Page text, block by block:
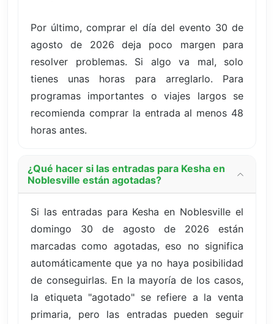
Por último, comprar el día del evento 30 de
agosto de 2026 deja poco margen para
resolver problemas. Si algo va mal, solo
tienes unas horas para arreglarlo. Para
programas importantes o viajes largos se
recomienda comprar la entrada al menos 48
horas antes.
¿Qué hacer si las entradas para Kesha en
Noblesville están agotadas?
Si las entradas para Kesha en Noblesville el
domingo 30 de agosto de 2026 están
marcadas como agotadas, eso no significa
automáticamente que ya no haya posibilidad
de conseguirlas. En la mayoría de los casos,
la etiqueta "agotado" se refiere a la venta
primaria, pero las entradas pueden seguir